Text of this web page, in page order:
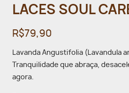
LACES SOUL
R$79,90
Lavanda Angustifolia (Lavandula
Tranquilidade que abraça,
agora.